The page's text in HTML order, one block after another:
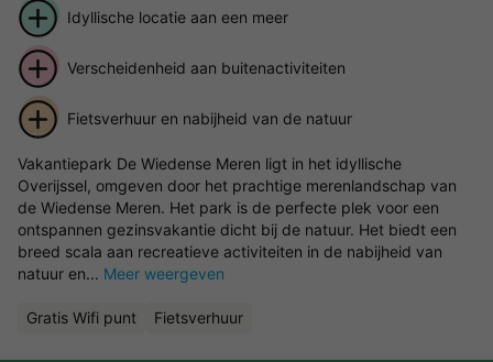
Idyllische locatie aan een meer
Verscheidenheid aan buitenactiviteiten
Fietsverhuur en nabijheid van de natuur
Vakantiepark De Wiedense Meren ligt in het idyllische
Overijssel, omgeven door het prachtige merenlandschap van
de Wiedense Meren. Het park is de perfecte plek voor een
ontspannen gezinsvakantie dicht bij de natuur. Het biedt een
breed scala aan recreatieve activiteiten in de nabijheid van
natuur en... Meer weergeven
Gratis Wifi punt Fietsverhuur